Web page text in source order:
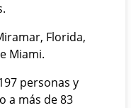
Florida,
Miami.
personas y
a más de 83